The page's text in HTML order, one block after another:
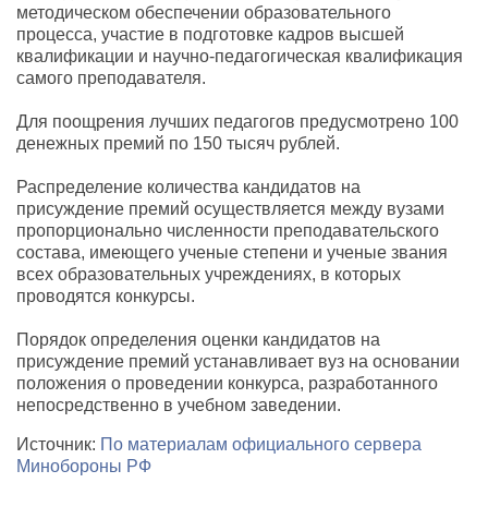
методическом обеспечении образовательного
процесса, участие в подготовке кадров высшей
квалификации и научно-педагогическая квалификация
самого преподавателя.
Для поощрения лучших педагогов предусмотрено 100
денежных премий по 150 тысяч рублей.
Распределение количества кандидатов на
присуждение премий осуществляется между вузами
пропорционально численности преподавательского
состава, имеющего ученые степени и ученые звания
всех образовательных учреждениях, в которых
проводятся конкурсы.
Порядок определения оценки кандидатов на
присуждение премий устанавливает вуз на основании
положения о проведении конкурса, разработанного
непосредственно в учебном заведении.
Источник: По материалам официального сервера
Минобороны РФ